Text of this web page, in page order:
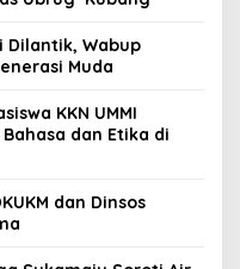
Dilantik, Wabup
Muda
KKN UMMI
dan Etika di
dan Dinsos